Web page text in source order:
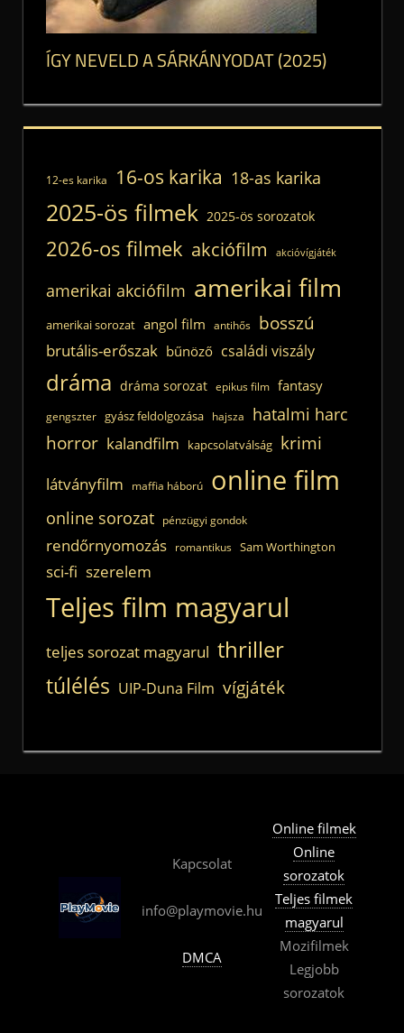
ÍGY NEVELD A SÁRKÁNYODAT (2025)
12-es karika 16-os karika 18-as karika
2025-ös filmek 2025-ös sorozatok
2026-os filmek akciófilm akcióvígjáték
amerikai akciófilm amerikai film
amerikai sorozat angol film antihős bosszú
brutális-erőszak bűnöző családi viszály
dráma dráma sorozat epikus film fantasy
gengszter gyász feldolgozása hajsza hatalmi harc
horror kalandfilm kapcsolatválság krimi
látványfilm maffia háború online film
online sorozat pénzügyi gondok
rendőrnyomozás romantikus Sam Worthington
sci-fi szerelem
Teljes film magyarul
teljes sorozat magyarul thriller
túlélés UIP-Duna Film vígjáték
Kapcsolat
info@playmovie.hu
DMCA
Online filmek
Online
sorozatok
Teljes filmek
magyarul
Mozifilmek
Legjobb
sorozatok